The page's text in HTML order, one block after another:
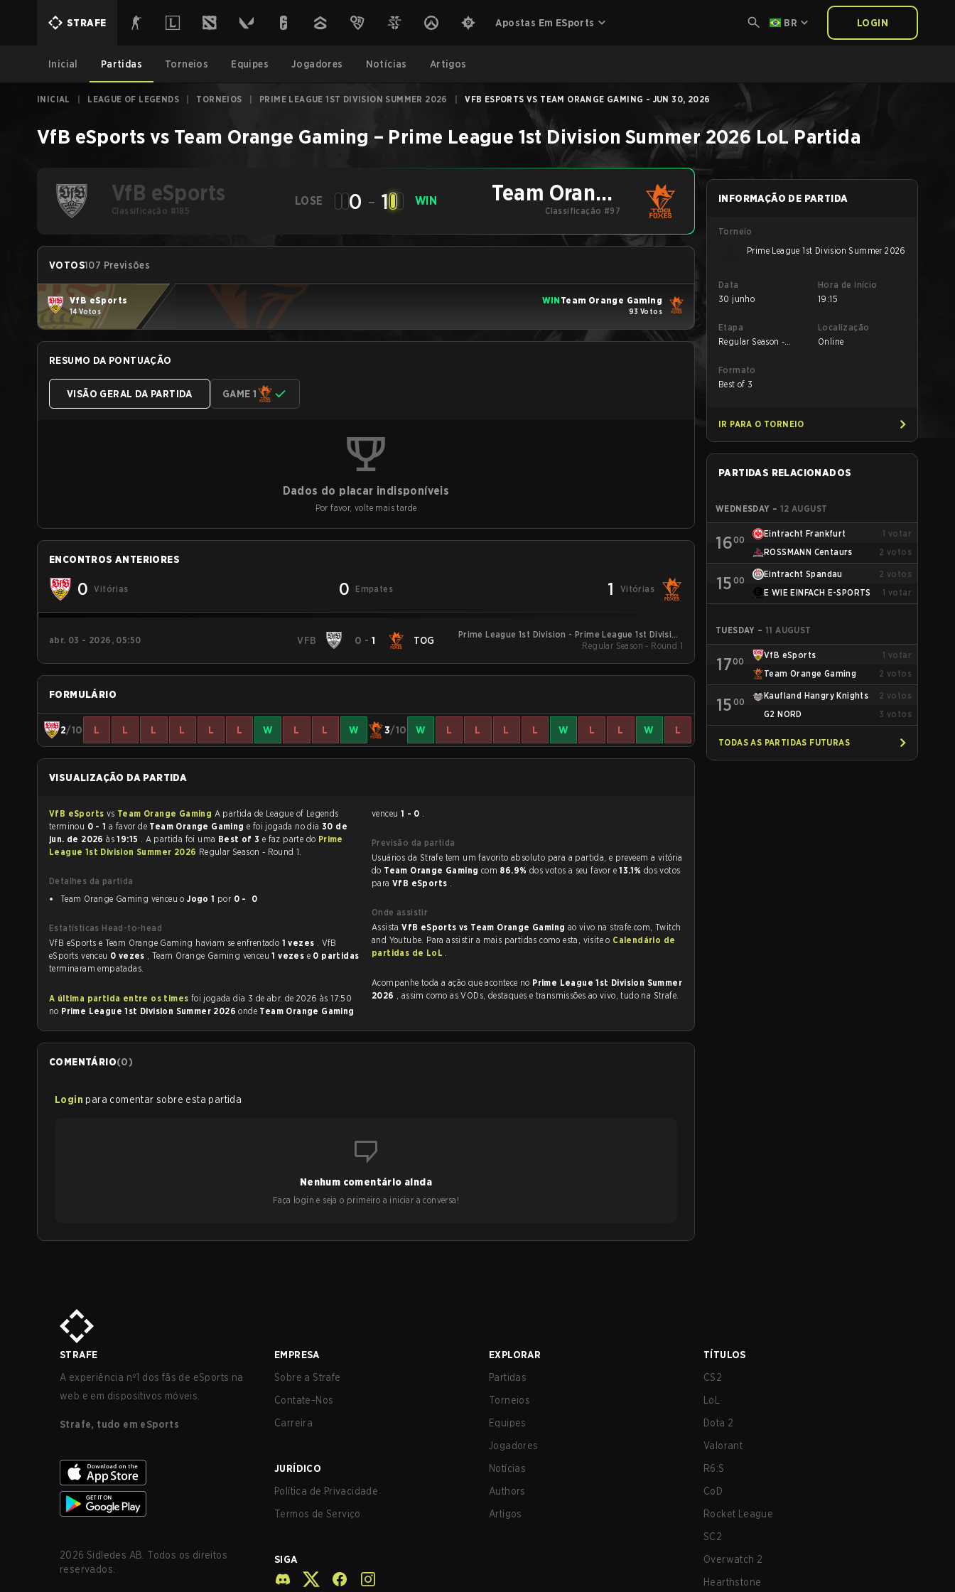
STRAFE Apostas Em ESports BR LOGIN
Inicial Partidas Torneios Equipes Jogadores Notícias Artigos
INICIAL LEAGUE OF LEGENDS TORNEIOS PRIME LEAGUE 1ST DIVISION SUMMER 2026 VFB ESPORTS VS TEAM ORANGE GAMING - JUN 30, 2026
VfB eSports vs Team Orange Gaming – Prime League 1st Division Summer 2026 LoLPartida
VfB eSports
Classificação #185
LOSE 0 - 1 WIN
Team Orange
Gaming
Classificação #97
VOTOS107 Previsões
VfB eSports
14 Votos
WIN Team Orange Gaming
93 Votos
RESUMO DA PONTUAÇÃO
VISÃO GERAL DA PARTIDA GAME 1
Dados do placar indisponíveis
Por favor, volte mais tarde
ENCONTROS ANTERIORES
0 Vitórias 0 Empates 1 Vitórias
abr. 03 - 2026, 05:50 VFB 0 - 1 TOG
Prime League 1st Division - Prime League 1st Division
Spring 2026
Regular Season - Round 1
FORMULÁRIO
2/10 L L L L L L W L L W 3/10 W L L L L W L L W L
VISUALIZAÇÃO DA PARTIDA
VfB eSports vs Team Orange Gaming A partida de League of Legends
terminou 0 - 1 a favor de Team Orange Gaming e foi jogada no dia 30 de
jun. de 2026às19:15 . A partida foi uma Best of 3 e faz parte do Prime
League 1st Division Summer 2026 Regular Season - Round 1.
Detalhes da partida
Team Orange Gaming venceu oJogo 1 por 0 - 0
Estatísticas Head-to-head
VfB eSports e Team Orange Gaming haviam se enfrentado 1 vezes . VfB
eSports venceu 0 vezes , Team Orange Gaming venceu1 vezes e 0 partidas
terminaram empatadas.
A última partida entre os times
no Prime League 1st Division Summer 2026onde Team Orange Gaming
venceu 1 - 0 .
Previsão da partida
Usuários da Strafe tem um favorito absoluto para a partida, e preveem a vitória
do Team Orange Gaming com 86.9% dos votos a seu favor e13.1% dos votos
para VfB eSports .
Onde assistir
AssistaVfB eSports vs Team Orange Gaming ao vivo na strafe.com, Twitch
and Youtube. Para assistir a mais partidas como esta, visite o Calendário de
partidas de LoL .
Acompanhe toda a ação que acontece no Prime League 1st Division Summer
2026
, assim como as VODs, destaques e transmissões ao vivo, tudo na Strafe.
COMENTÁRIO(0)
Login para comentar sobre esta partida
Nenhum comentário ainda
Faça login e seja o primeiro a iniciar a conversa!
INFORMAÇÃO DE PARTIDA
Torneio
Prime League 1st Division Summer 2026
Data
30 junho
Hora de início
19:15
Etapa
Regular Season -
Localização
Online
Formato
Best of 3
IR PARA O TORNEIO
PARTIDAS RELACIONADOS
WEDNESDAY – 12 AUGUST
1600
Eintracht Frankfurt 1 votar
ROSSMANN Centaurs
2 votos
15 00
Eintracht Spandau 2 votos
E WIE EINFACH E-SPORTS
1 votar
TUESDAY – 11 AUGUST
1700
VfB eSports 1 votar
Team Orange Gaming
2 votos
15 00
Kaufland Hangry Knights 2 votos
G2 NORD
3 votos
TODAS AS PARTIDAS FUTURAS
STRAFE
A experiência nº1 dos fãs de eSports na
web e em dispositivos móveis.
Strafe, tudo em eSports
2026 Sidledes AB. Todos os direitos
reservados.
EMPRESA
Sobre a Strafe
Contate-Nos
Carreira
JURÍDICO
Política de Privacidade
Termos de Serviço
SIGA
EXPLORAR
Partidas
Torneios
Equipes
Jogadores
Notícias
Authors
Artigos
TÍTULOS
CS2
LoL
Dota 2
Valorant
R6:S
CoD
Rocket League
SC2
Overwatch 2
Hearthstone